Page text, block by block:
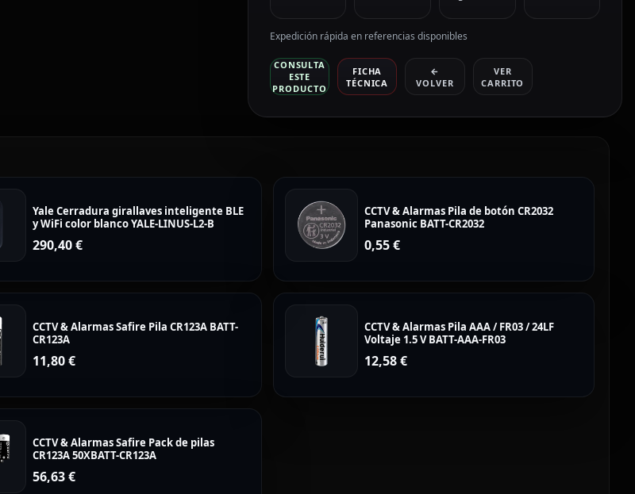
Expedición rápida en referencias disponibles
CONSULTA
ESTE
PRODUCTO
FICHA
TÉCNICA
←
VOLVER
VER
CARRITO
Yale Cerradura girallaves inteligente BLE
y WiFi color blanco YALE-LINUS-L2-B
290,40€
CCTV & Alarmas Pila de botón CR2032
Panasonic BATT-CR2032
0,55€
CCTV & Alarmas Safire Pila CR123A BATT-
CR123A
11,80€
CCTV & Alarmas Pila AAA / FR03 / 24LF
Voltaje 1.5 V BATT-AAA-FR03
12,58€
CCTV & Alarmas Safire Pack de pilas
CR123A 50XBATT-CR123A
56,63€